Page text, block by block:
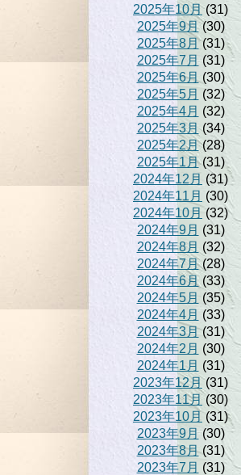
2025年10月(31)
2025年9月(30)
2025年8月(31)
2025年7月(31)
2025年6月 (30)
2025年5月 (32)
2025年4月 (32)
2025年3月 (34)
2025年2月(28)
2025年1月(31)
2024年12月 (31)
2024年11月 (30)
2024年10月 (32)
2024年9月 (31)
2024年8月 (32)
2024年7月(28)
2024年6月(33)
2024年5月 (35)
2024年4月 (33)
2024年3月(31)
2024年2月 (30)
2024年1月 (31)
2023年12月(31)
2023年11月(30)
2023年10月 (31)
2023年9月(30)
2023年8月(31)
2023年7月 (31)